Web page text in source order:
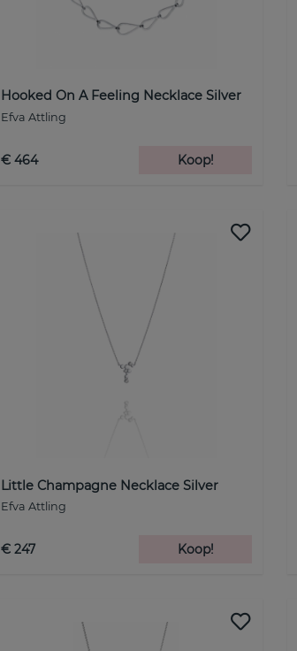
Hooked On A Feeling Necklace Silver
Efva Attling
€ 464 Koop!
Little Champagne Necklace Silver
Efva Attling
€ 247 Koop!